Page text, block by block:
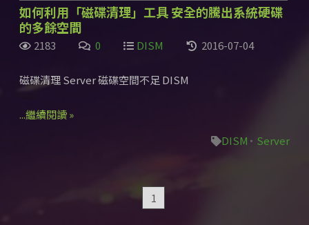
如何利用「磁碟清理」工具 安全的騰出系統硬碟
的多餘空間
2183 0 DISM 2016-07-04
磁碟清理 Server 磁碟空間不足 DISM
...繼續閱讀 »
DISM
Server
1